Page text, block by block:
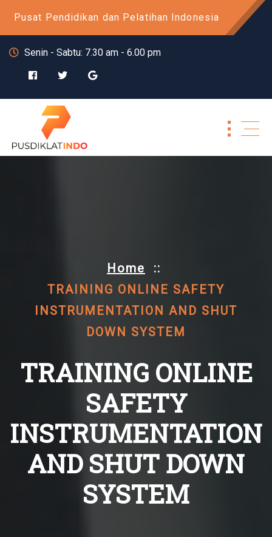
Pusat Pendidikan dan Pelatihan Indonesia
Senin - Sabtu: 7.30 am - 6.00 pm
Home ::
TRAINING ONLINE SAFETY
INSTRUMENTATION AND SHUT
DOWN SYSTEM
TRAINING ONLINE
SAFETY
INSTRUMENTATION
AND SHUT DOWN
SYSTEM